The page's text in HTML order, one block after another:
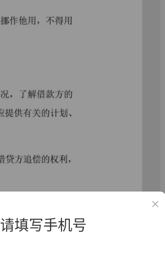
请填写手机号